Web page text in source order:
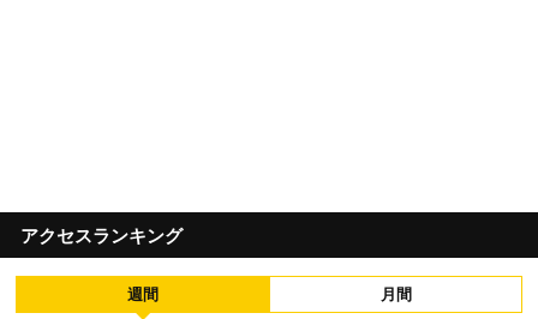
アクセスランキング
週間 月間